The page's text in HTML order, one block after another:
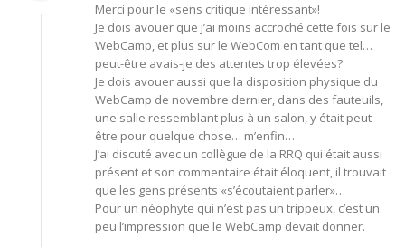
Merci pour le «sens critique intéressant»!
Je dois avouer que j’ai moins accroché cette fois sur le
WebCamp, et plus sur le WebCom en tant que tel…
peut-être avais-je des attentes trop élevées?
Je dois avouer aussi que la disposition physique du
WebCamp de novembre dernier, dans des fauteuils,
une salle ressemblant plus à un salon, y était peut-
être pour quelque chose… m’enfin…
J’ai discuté avec un collègue de la RRQ qui était aussi
présent et son commentaire était éloquent, il trouvait
que les gens présents «s’écoutaient parler»…
Pour un néophyte qui n’est pas un trippeux, c’est un
peu l’impression que le WebCamp devait donner.